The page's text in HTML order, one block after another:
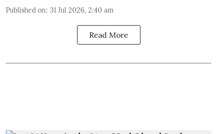
Published on: 31 Jul 2026, 2:40 am
Read More